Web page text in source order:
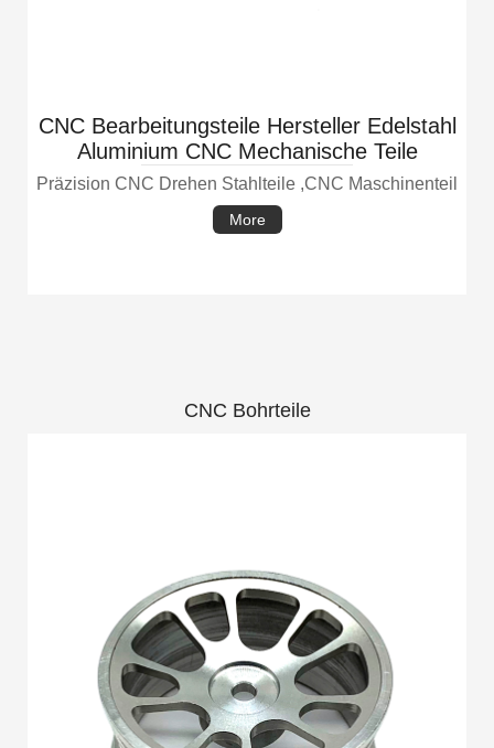
CNC Bearbeitungsteile Hersteller Edelstahl
Aluminium CNC Mechanische Teile
Präzision CNC Drehen Stahlteile ,CNC Maschinenteil
More
CNC Bohrteile